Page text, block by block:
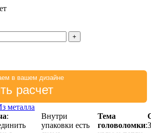
+
в вашем дизайне
расчет
металла
:
Внутри
упаковки есть
Тема
головоломки: